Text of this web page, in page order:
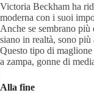
Victoria Beckham ha
moderna con i suoi
Anche se sembrano
siano in realtà, sono
Questo tipo di maglione
a zampa, gonne di
Alla fine